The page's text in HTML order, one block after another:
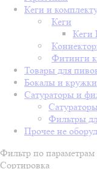
Кеги и
Кеги
Кеги
Фитинги
Товары для
Бокалы и кружки
Сатураторы и
Фильтры
Прочее не
Фильтр по параметрам
Сортировка